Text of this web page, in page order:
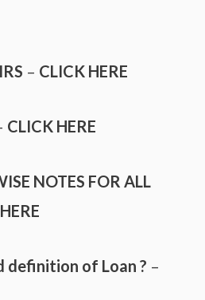
– CLICK HERE
CLICK HERE
NOTES FOR ALL
definition of Loan ? –